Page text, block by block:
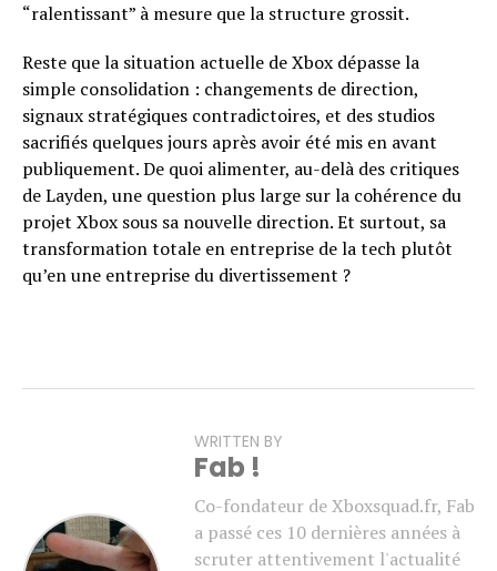
“ralentissant” à mesure que la structure grossit.
Reste que la situation actuelle de Xbox dépasse la
simple consolidation : changements de direction,
signaux stratégiques contradictoires, et des studios
sacrifiés quelques jours après avoir été mis en avant
publiquement. De quoi alimenter, au-delà des critiques
de Layden, une question plus large sur la cohérence du
projet Xbox sous sa nouvelle direction. Et surtout, sa
transformation totale en entreprise de la tech plutôt
qu’en une entreprise du divertissement ?
WRITTEN BY
Fab !
Co-fondateur de Xboxsquad.fr, Fab
a passé ces 10 dernières années à
scruter attentivement l'actualité